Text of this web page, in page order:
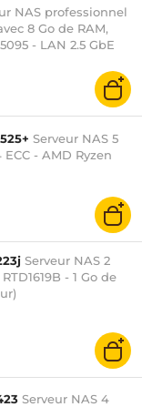
NAS professionnel
8 Go de RAM,
- LAN 2.5 GbE
Serveur NAS 5
- AMD Ryzen
Serveur NAS 2
- 1 Go de
Serveur NAS 4